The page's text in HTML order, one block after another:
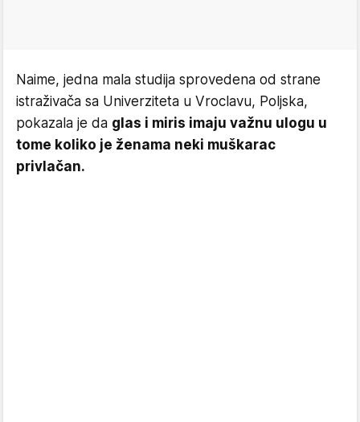
Naime, jedna mala studija sprovedena od strane
istraživača sa Univerziteta u Vroclavu, Poljska,
pokazala je da glas i miris imaju važnu ulogu u
tome koliko je ženama neki muškarac
privlačan.